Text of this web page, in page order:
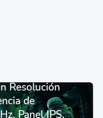
27”
Resolución
de
Panel IPS,